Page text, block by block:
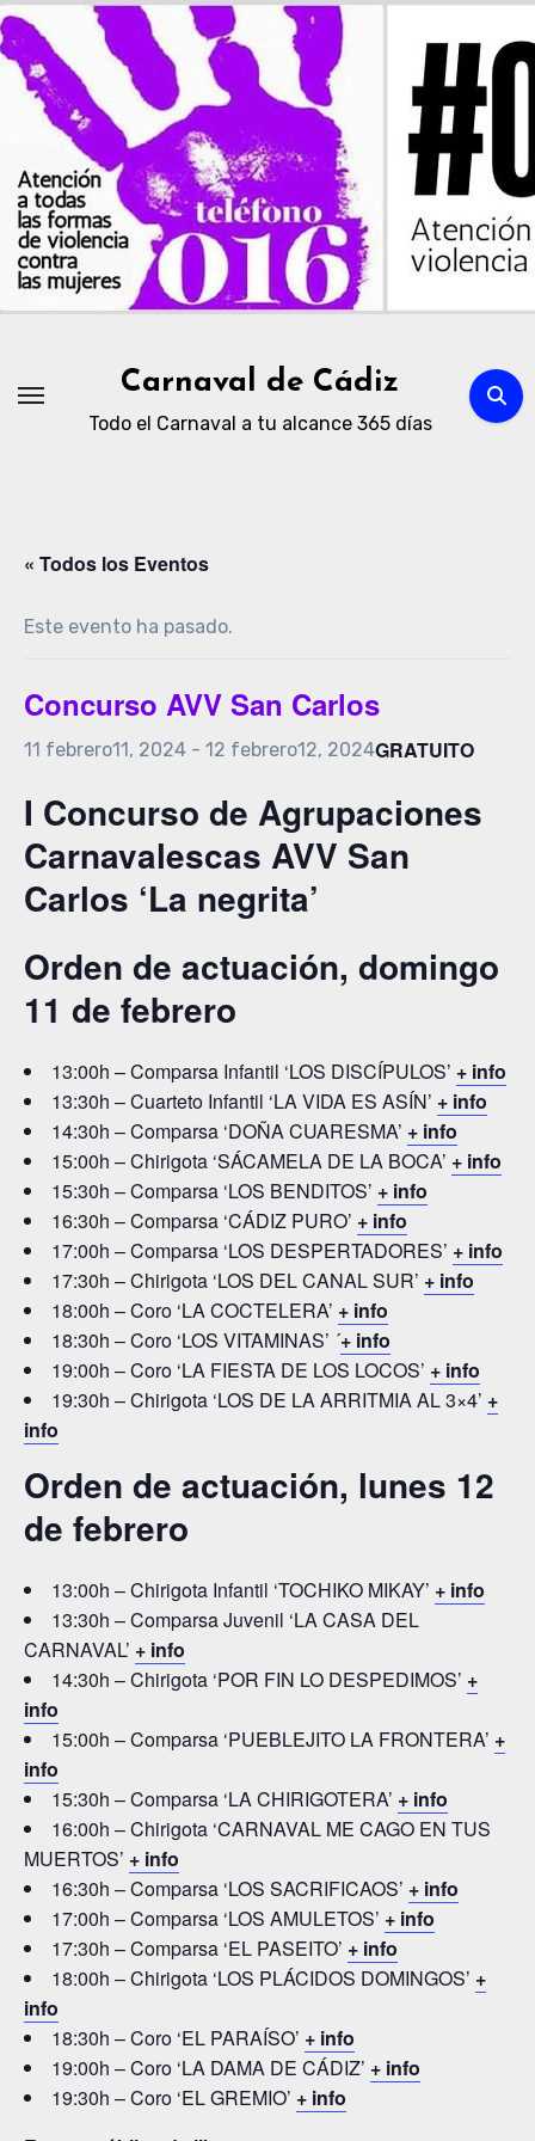
Ir
al
contenido
Carnaval de Cádiz
Todo el Carnaval a tu alcance 365 días
« Todos los Eventos
Este evento ha pasado.
Concurso AVV San Carlos
11 febrero11, 2024 - 12 febrero12, 2024GRATUITO
I Concurso de Agrupaciones
Carnavalescas AVV San
Carlos ‘La negrita’
Orden de actuación, domingo
11 de febrero
13:00h – Comparsa Infantil ‘LOS DISCÍPULOS’ + info
13:30h – Cuarteto Infantil ‘LA VIDA ES ASÍN’ + info
14:30h – Comparsa ‘DOÑA CUARESMA’ + info
15:00h – Chirigota ‘SÁCAMELA DE LA BOCA’ + info
15:30h – Comparsa ‘LOS BENDITOS’ + info
16:30h – Comparsa ‘CÁDIZ PURO’ + info
17:00h – Comparsa ‘LOS DESPERTADORES’ + info
17:30h – Chirigota ‘LOS DEL CANAL SUR’ + info
18:00h – Coro ‘LA COCTELERA’ + info
18:30h – Coro ‘LOS VITAMINAS’ ´+ info
19:00h – Coro ‘LA FIESTA DE LOS LOCOS’ + info
19:30h – Chirigota ‘LOS DE LA ARRITMIA AL 3×4’ +
info
Orden de actuación, lunes 12
de febrero
13:00h – Chirigota Infantil ‘TOCHIKO MIKAY’ + info
13:30h – Comparsa Juvenil ‘LA CASA DEL
CARNAVAL’ + info
14:30h – Chirigota ‘POR FIN LO DESPEDIMOS’ +
info
15:00h – Comparsa ‘PUEBLEJITO LA FRONTERA’ +
info
15:30h – Comparsa ‘LA CHIRIGOTERA’ + info
16:00h – Chirigota ‘CARNAVAL ME CAGO EN TUS
MUERTOS’ + info
16:30h – Comparsa ‘LOS SACRIFICAOS’ + info
17:00h – Comparsa ‘LOS AMULETOS’ + info
17:30h – Comparsa ‘EL PASEITO’ + info
18:00h – Chirigota ‘LOS PLÁCIDOS DOMINGOS’ +
info
18:30h – Coro ‘EL PARAÍSO’ + info
19:00h – Coro ‘LA DAMA DE CÁDIZ’ + info
19:30h – Coro ‘EL GREMIO’ + info